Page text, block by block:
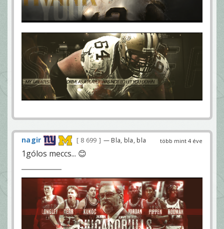
több mint 4 éve
nagir 8 699 — Bla, bla, bla
1gólos meccs... 😊